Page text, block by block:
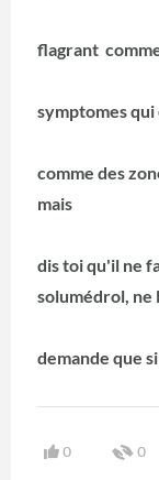
flagrant
symptomes
comme des
mais
dis toi qu'il ne
solumédrol, ne
demande que
0 0